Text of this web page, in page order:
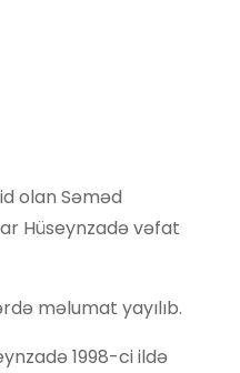
olan Səməd
Hüseynzadə vəfat
məlumat yayılıb.
1998-ci ildə